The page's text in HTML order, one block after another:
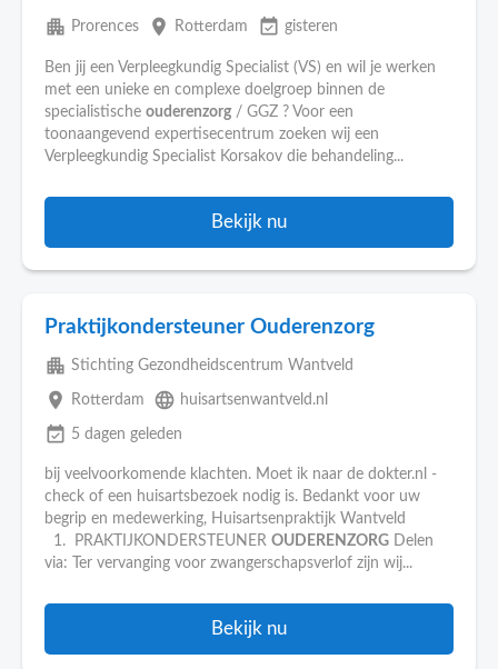
apartment Prorences place Rotterdam event_available gisteren
Ben jij een Verpleegkundig Specialist (VS) en wil je werken
met een unieke en complexe doelgroep binnen de
specialistische ouderenzorg / GGZ ? Voor een
toonaangevend expertisecentrum zoeken wij een
Verpleegkundig Specialist Korsakov die behandeling...
Bekijk nu
Praktijkondersteuner Ouderenzorg
apartment Stichting Gezondheidscentrum Wantveld
place Rotterdam language huisartsenwantveld.nl
event_available 5 dagen geleden
bij veelvoorkomende klachten. Moet ik naar de dokter.nl -
check of een huisartsbezoek nodig is. Bedankt voor uw
begrip en medewerking, Huisartsenpraktijk Wantveld
1. PRAKTIJKONDERSTEUNER OUDERENZORG Delen
via: Ter vervanging voor zwangerschapsverlof zijn wij...
Bekijk nu